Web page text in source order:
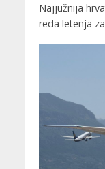
Najjužnija
reda letenja